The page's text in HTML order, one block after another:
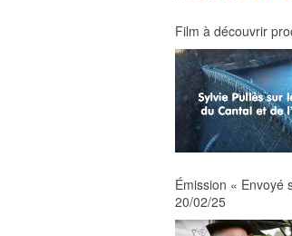
Film à découvrir
Émission « Envoyé
20/02/25